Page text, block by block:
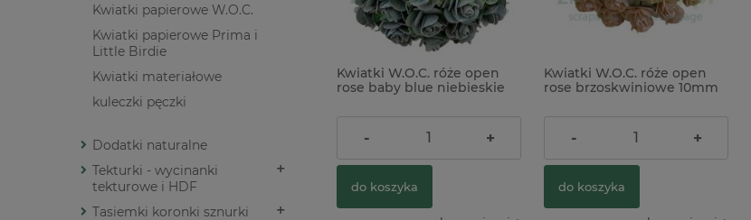
Kwiatki papierowe W.O.C.
Kwiatki papierowe Prima i
Little Birdie
Kwiatki materiałowe
kuleczki pęczki
Dodatki naturalne
Tekturki - wycinanki
tekturowe i HDF
Tasiemki koronki sznurki
Kwiatki W.O.C. róże open
rose baby blue niebieskie
16,90 zł
- +
do koszyka
Kwiatki W.O.C. róże open
rose brzoskwiniowe 10mm
24,00 zł
- +
do koszyka